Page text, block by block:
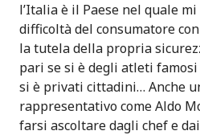
l’Italia è il Paese nel quale
difficoltà del consumatore
la tutela della propria
pari se si è degli atleti
si è privati cittadini… Anche
rappresentativo come Aldo
farsi ascoltare dagli chef e